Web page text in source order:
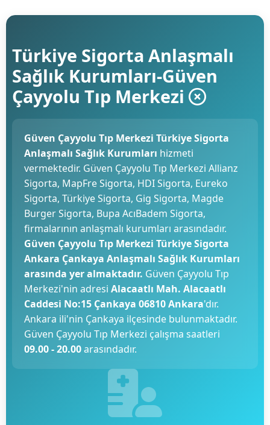
Türkiye Sigorta Anlaşmalı
Sağlık Kurumları-Güven
Çayyolu Tıp Merkezi
Güven Çayyolu Tıp Merkezi Türkiye Sigorta
Anlaşmalı Sağlık Kurumları hizmeti
vermektedir. Güven Çayyolu Tıp Merkezi Allianz
Sigorta, MapFre Sigorta, HDI Sigorta, Eureko
Sigorta, Türkiye Sigorta, Gig Sigorta, Magde
Burger Sigorta, Bupa AcıBadem Sigorta,
firmalarının anlaşmalı kurumları arasındadır.
Güven Çayyolu Tıp Merkezi Türkiye Sigorta
Ankara Çankaya Anlaşmalı Sağlık Kurumları
arasında yer almaktadır. Güven Çayyolu Tıp
Merkezi'nin adresi Alacaatlı Mah. Alacaatlı
Caddesi No:15 Çankaya 06810 Ankara'dır.
Ankara ili'nin Çankaya ilçesinde bulunmaktadır.
Güven Çayyolu Tıp Merkezi çalışma saatleri
09.00 - 20.00arasındadır.